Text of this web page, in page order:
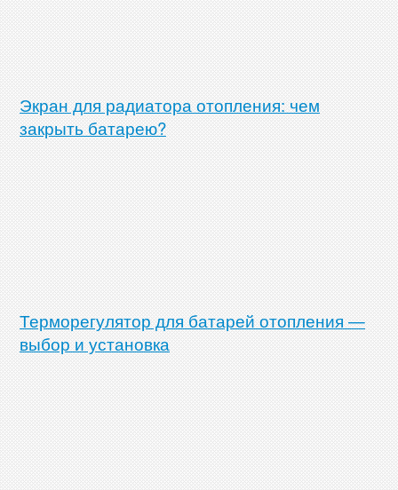
Экран для радиатора отопления: чем
закрыть батарею?
Терморегулятор для батарей отопления —
выбор и установка